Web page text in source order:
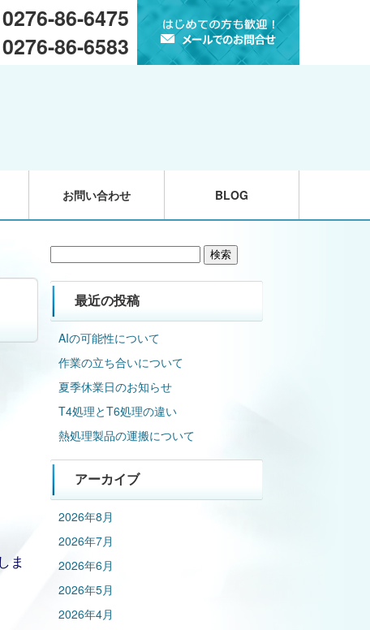
86-6475
86-6583
お問い合わせ BLOG
ま
最近の投稿
AIの可能性について
作業の立ち合いについて
夏季休業日のお知らせ
T4処理とT6処理の違い
熱処理製品の運搬について
アーカイブ
2026年8月
2026年7月
2026年6月
2026年5月
2026年4月